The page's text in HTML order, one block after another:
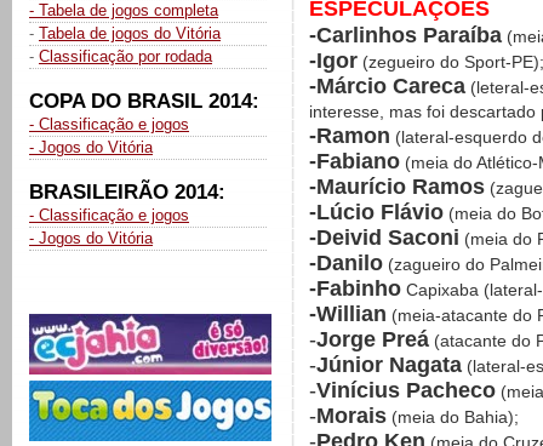
- Tabela de jogos completa
- Tabela de jogos do Vitória
- Classificação por rodada
COPA DO BRASIL 2014:
- Classificação e jogos
- Jogos do Vitória
BRASILEIRÃO 2014:
- Classificação e jogos
- Jogos do Vitória
ESPECULAÇÕES
-Carlinhos Paraíba
-Igor (zegueiro do Sport-PE);
-Márcio Careca (leteral-
interesse, mas foi
-Ramon (lateral-esquerdo
-Fabiano (meia do Atlético-
-Maurício Ramos
-Lúcio Flávio (meia do
-Deivid Saconi (meia do
-Danilo (zagueiro do
-Fabinho Capixaba
-Willian (meia-atacante do
-Jorge Preá (atacante do
-Júnior Nagata (lateral-
-Vinícius Pacheco
-Morais (meia do Bahia);